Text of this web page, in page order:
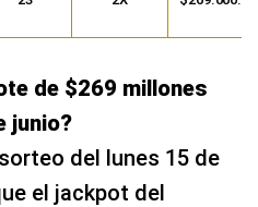
de $269 millones
junio?
del lunes 15 de
el jackpot del